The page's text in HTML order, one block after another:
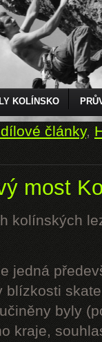
KOLÍNSKO
články,
most
kolínských
jedná
byly
kraje,